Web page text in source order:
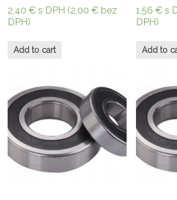
2,40€ s DPH (2,00€ bez
DPH)
Add to cart
1,56€ s
DPH)
Add to